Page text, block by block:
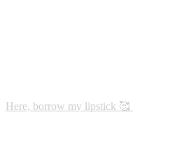
Here, borrow my lipstick 🥰